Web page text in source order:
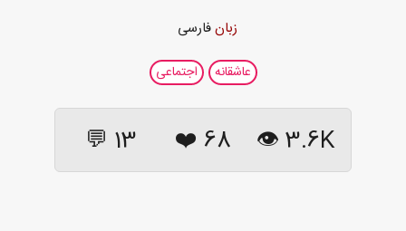
زبانفارسی
عاشقانه اجتماعی
3.6K 👁
68
❤️
13 💬